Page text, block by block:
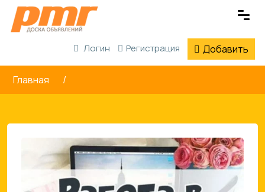
Логин Регистрация Добавить
Главная